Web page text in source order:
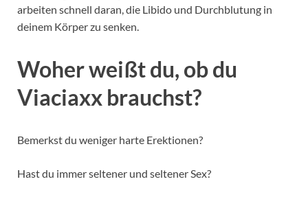
arbeiten schnell daran, die Libido und Durchblutung in
deinem Körper zu senken.
Woher weißt du, ob du
Viaciaxx brauchst?
Bemerkst du weniger harte Erektionen?
Hast du immer seltener und seltener Sex?